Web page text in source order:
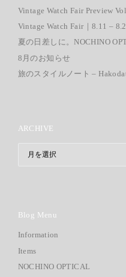
Vintage Watch Fair Preview
Vintage Watch Fair｜8.11 –
夏の日差しに。NOCHINO
8月のお知らせ
旅のスタイルノート –
ARCHIVE
Blog Menu
Information
Items
NOCHINO OPTICAL